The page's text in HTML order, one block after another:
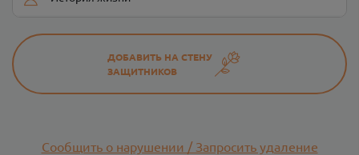
ДОБАВИТЬ НА СТЕНУ
ЗАЩИТНИКОВ
Сообщить о нарушении / Запросить удаление